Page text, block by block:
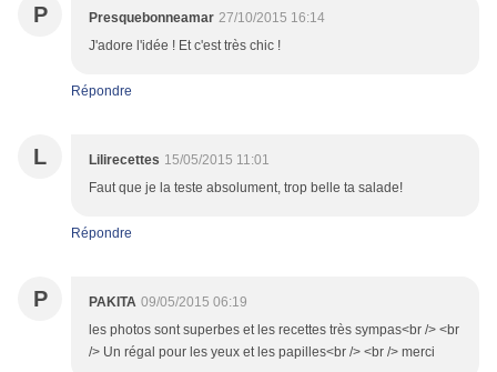
P Presquebonneamar 27/10/2015 16:14
J'adore l'idée ! Et c'est très chic !
Répondre
L Lilirecettes 15/05/2015 11:01
Faut que je la teste absolument, trop belle ta salade!
Répondre
P PAKITA 09/05/2015 06:19
les photos sont superbes et les recettes très sympas<br /> <br
/> Un régal pour les yeux et les papilles<br /> <br /> merci